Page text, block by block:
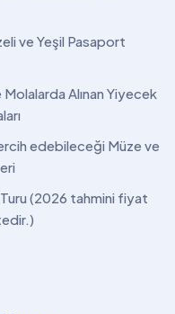
ve Yeşil Pasaport
Alınan Yiyecek
edebileceği Müze ve
(2026 tahmini fiyat